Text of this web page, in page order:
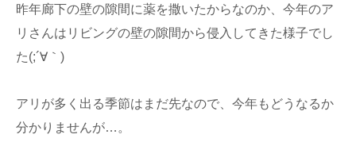
昨年廊下の壁の隙間に薬を撒いたからなのか、今年のア
リさんはリビングの壁の隙間から侵入してきた様子でし
た(;´∀｀)
アリが多く出る季節はまだ先なので、今年もどうなるか
分かりませんが…。